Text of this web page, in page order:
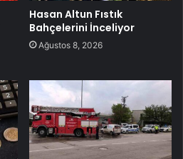
Hasan Altun Fıstık
Bahçelerini İnceliyor
Ağustos 8, 2026